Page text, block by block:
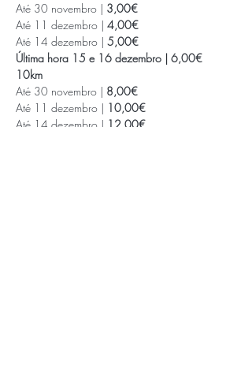
Até 30 novembro | 3,00€
Até 11 dezembro | 4,00€
Até 14 dezembro | 5,00€
Última hora 15 e 16 dezembro | 6,00€
10km
Até 30 novembro | 8,00€
Até 11 dezembro | 10,00€
Até 14 dezembro | 12,00€